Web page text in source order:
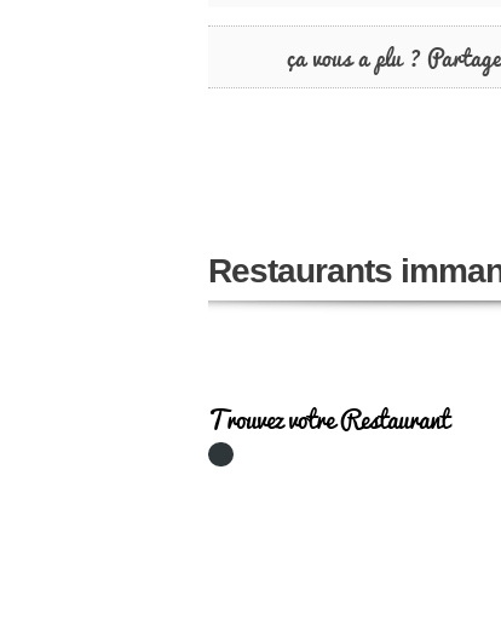
ça vous a plu ?
Restaurants
Trouvez votre Restaurant